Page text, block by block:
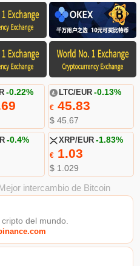
-0.22% LTC/EUR -0.13%
€45.83
$ 45.67
-0.4% XRP/EUR -1.83%
€1.03
$ 1.029
intercambio de Bitcoin
del mundo.